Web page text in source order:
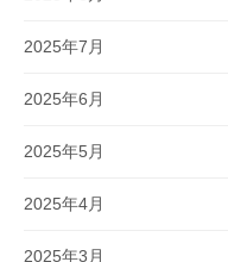
2025年7月
2025年6月
2025年5月
2025年4月
2025年3月